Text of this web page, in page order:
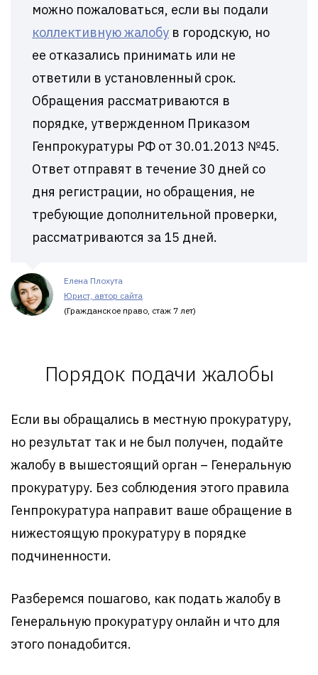
можно пожаловаться, если вы подали
коллективную жалобу в городскую, но
ее отказались принимать или не
ответили в установленный срок.
Обращения рассматриваются в
порядке, утвержденном Приказом
Генпрокуратуры РФ от 30.01.2013 №45.
Ответ отправят в течение 30 дней со
дня регистрации, но обращения, не
требующие дополнительной проверки,
рассматриваются за 15 дней.
Елена Плохута
Юрист, автор сайта
(Гражданское право, стаж 7 лет)
Порядок подачи жалобы
Если вы обращались в местную прокуратуру,
но результат так и не был получен, подайте
жалобу в вышестоящий орган – Генеральную
прокуратуру. Без соблюдения этого правила
Генпрокуратура направит ваше обращение в
нижестоящую прокуратуру в порядке
подчиненности.
Разберемся пошагово, как подать жалобу в
Генеральную прокуратуру онлайн и что для
этого понадобится.